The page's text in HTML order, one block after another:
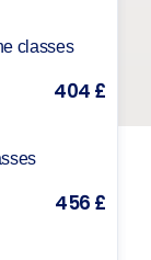
classes
404 £
456 £